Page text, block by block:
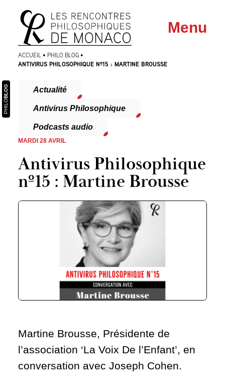
Aller
au
menu
Aller au
contenu
Menu
ACCUEIL • PHILO BLOG •
ANTIVIRUS PHILOSOPHIQUE Nº15 : MARTINE BROUSSE
Antivirus Philosophique
nº15 : Martine Brousse
Actualité
Antivirus Philosophique
Podcasts audio
MARDI 28 AVRIL
PHILO
BLOG
Martine Brousse, Présidente de
l’association ‘La Voix De l’Enfant’, en
conversation avec Joseph Cohen.